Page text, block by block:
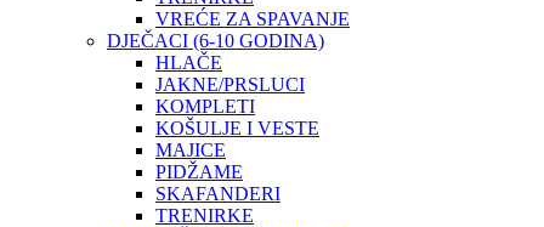
VREĆE ZA SPAVANJE
DJEČACI (6-10 GODINA)
HLAČE
JAKNE/PRSLUCI
KOMPLETI
KOŠULJE I VESTE
MAJICE
PIDŽAME
SKAFANDERI
TRENIRKE